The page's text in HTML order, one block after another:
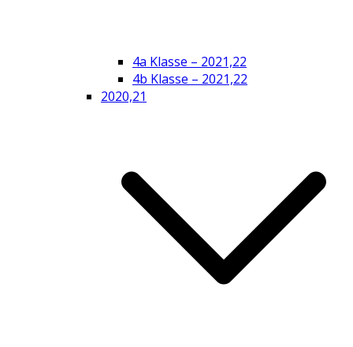
4a Klasse – 2021,22
4b Klasse – 2021,22
2020,21